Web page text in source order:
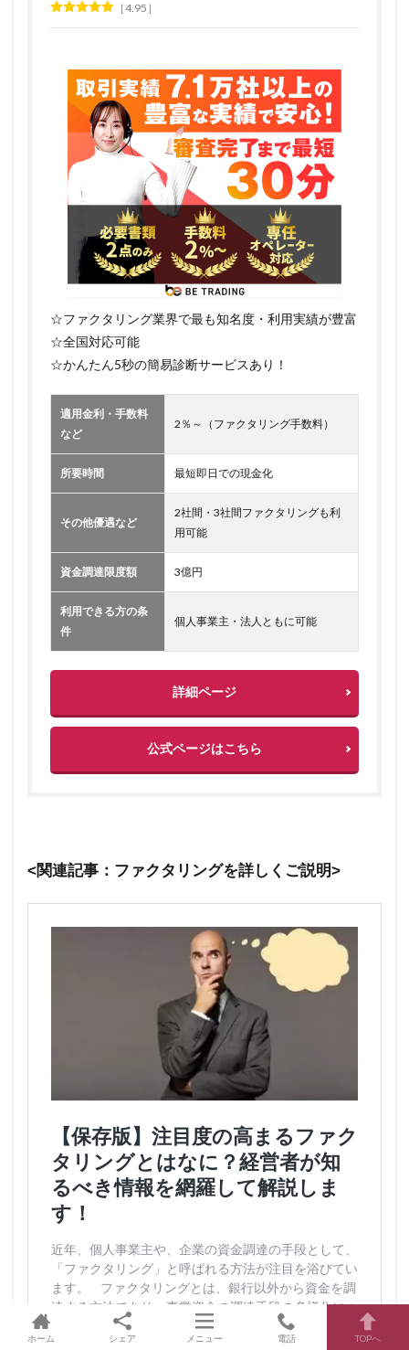
4.95
☆ファクタリング業界で最も知名度・利用実績が豊富
☆全国対応可能
☆かんたん5秒の簡易診断サービスあり！
適用金利・手数料
など
2％～（ファクタリング手数料）
所要時間 最短即日での現金化
その他優遇など
2社間・3社間ファクタリングも利
用可能
資金調達限度額 3億円
利用できる方の条
件
個人事業主・法人ともに可能
詳細ページ
公式ページはこちら
<関連記事：ファクタリングを詳しくご説明>
ホーム シェア メニュー 電話 TOPへ